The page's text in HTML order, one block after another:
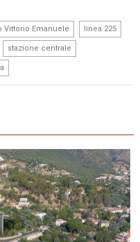
Vittorio Emanuele linea 225
stazione centrale